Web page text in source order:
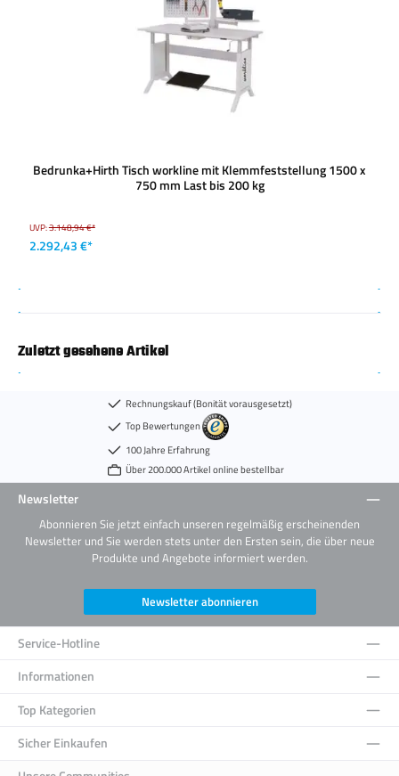
Bedrunka+Hirth Tisch workline mit Klemmfeststellung 1500 x
750 mm Last bis 200 kg
UVP:3.148,94 €*
2.292,43 €*
Zuletzt gesehene Artikel
Rechnungskauf (Bonität vorausgesetzt)
Top Bewertungen
100 Jahre Erfahrung
Über 200.000 Artikel online bestellbar
Newsletter
Abonnieren Sie jetzt einfach unseren regelmäßig erscheinenden
Newsletter und Sie werden stets unter den Ersten sein, die über neue
Produkte und Angebote informiert werden.
Newsletter abonnieren
Service-Hotline
Informationen
Top Kategorien
Sicher Einkaufen